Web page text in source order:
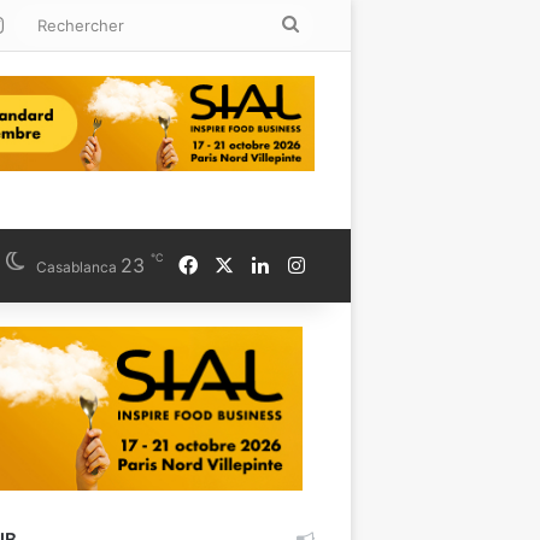
Instagram
Casablanca 23 ℃ FacebookLinkedinInstagram